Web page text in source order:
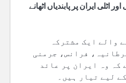
اٹلی ایران پر پابندیاں اٹھانے
والے ایک مشترکہ
فرانس، جرمنی
کہ وہ ایران پر عائد
لیے تیار ہیں۔